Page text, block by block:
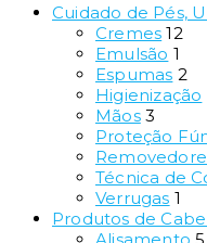
Cuidado de Pés,
Cremes 12
Emulsão 1
Espumas 2
Higienização
Mãos 3
Proteção
Técnica de
Verrugas 1
Produtos de